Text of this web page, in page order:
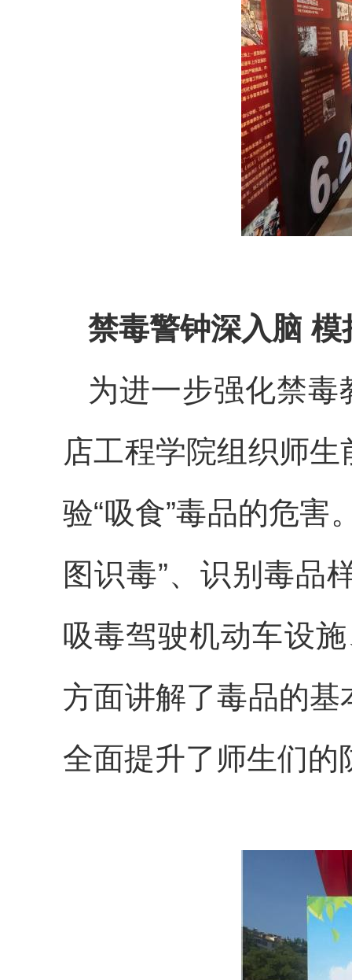
禁毒警钟深入脑 模
为进一步强化禁
店工程学院组织师
验“吸食”毒品的危害
图识毒”、识别毒品
吸毒驾驶机动车设
方面讲解了毒品的
全面提升了师生们的